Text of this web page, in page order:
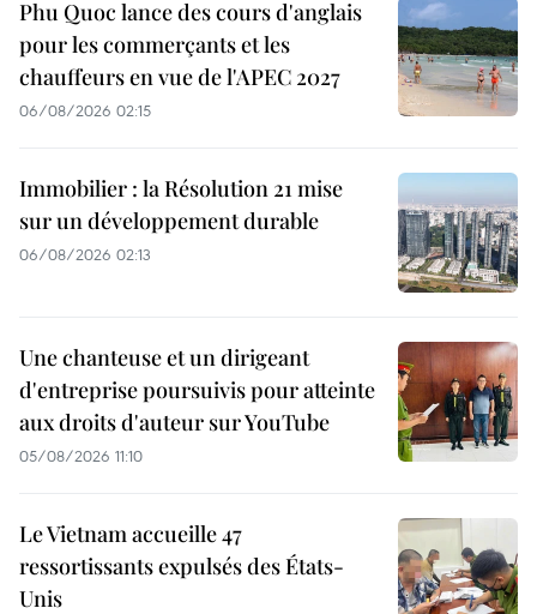
Phu Quoc lance des cours d'anglais
pour les commerçants et les
chauffeurs en vue de l'APEC 2027
06/08/2026 02:15
Immobilier : la Résolution 21 mise
sur un développement durable
06/08/2026 02:13
Une chanteuse et un dirigeant
d'entreprise poursuivis pour atteinte
aux droits d'auteur sur YouTube
05/08/2026 11:10
Le Vietnam accueille 47
ressortissants expulsés des États-
Unis